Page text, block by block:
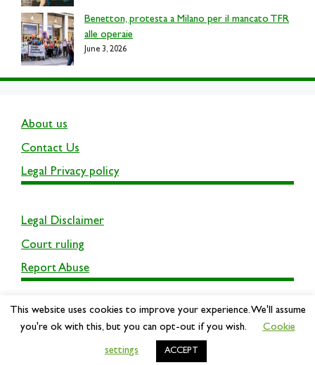
Benetton, protesta a Milano per il mancato TFR
alle operaie
June 3, 2026
About us
Contact Us
Legal Privacy policy
Legal Disclaimer
Court ruling
Report Abuse
© 2026 UCBFamily • Built withGeneratePress
This website uses cookies to improve your experience. We'll assume
you're ok with this, but you can opt-out if you wish.
Cookie
settings ACCEPT